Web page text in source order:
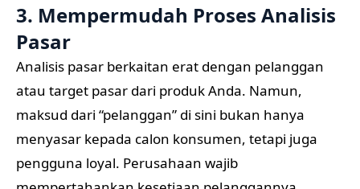
3. Mempermudah Proses Analisis
Pasar
Analisis pasar berkaitan erat dengan pelanggan
atau target pasar dari produk Anda. Namun,
maksud dari “pelanggan” di sini bukan hanya
menyasar kepada calon konsumen, tetapi juga
pengguna loyal. Perusahaan wajib